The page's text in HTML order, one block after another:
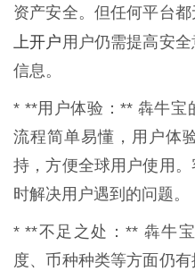
资产安全。但任何平台都
上开户 用户仍需提高安
信息。
* **用户体验：** 犇牛宝
流程简单易懂，用户体
持，方便全球用户使用
时解决用户遇到的问题。
* **不足之处：** 犇牛
度、币种种类等方面仍